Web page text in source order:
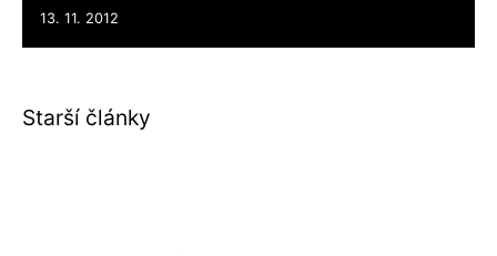
13. 11. 2012
Starší články